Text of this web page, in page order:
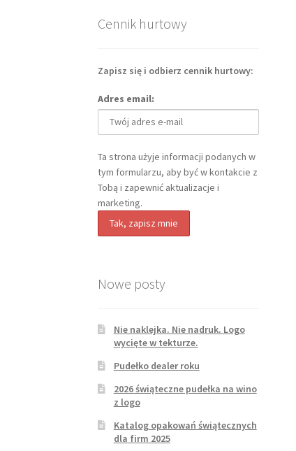
Cennik hurtowy
Zapisz się i odbierz cennik hurtowy:
Adres email:
Ta strona użyje informacji podanych w
tym formularzu, aby być w kontakcie z
Tobą i zapewnić aktualizacje i
marketing.
Nowe posty
Nie naklejka. Nie nadruk. Logo
wycięte w tekturze.
Pudełko dealer roku
2026 świąteczne pudełka na wino
z logo
Katalog opakowań świątecznych
dla firm 2025